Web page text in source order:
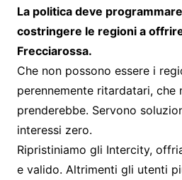
La politica deve
costringere le regioni a
Frecciarossa.
Che non possono essere i
perennemente ritardatari, che
prenderebbe. Servono
interessi zero.
Ripristiniamo gli Intercity,
e valido. Altrimenti gli utenti